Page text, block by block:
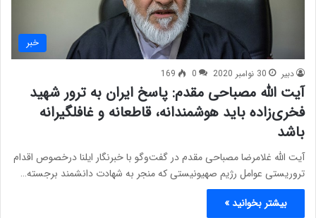
خبر
دبیر 30 نوامبر 2020 0
169
آیت الله مصباحی مقدم: پاسخ ایران به ترور شهید
فخری‌زاده باید هوشمندانه، قاطعانه و غافلگیرانه
باشد
آیت الله غلامرضا مصباحی مقدم در گفت‌وگو با خبرنگار ایلنا درخصوص اقدام
تروریستی عوامل رژیم صهیونیستی که منجر به شهادت دانشمند برجسته…
بیشتر بخوانید »